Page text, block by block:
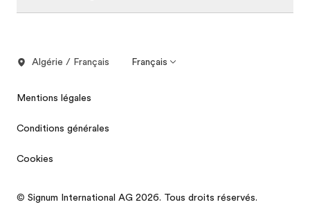
Algérie / Français Français
Mentions légales
Conditions générales
Cookies
© Signum International AG 2026. Tous droits réservés.